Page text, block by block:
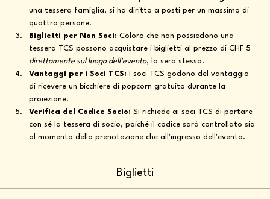
una tessera famiglia, si ha diritto a posti per un massimo di
quattro persone.
Biglietti per Non Soci: Coloro che non possiedono una
tessera TCS possono acquistare i biglietti al prezzo di CHF 5
direttamente sul luogo dell'evento, la sera stessa.
Vantaggi per i Soci TCS: I soci TCS godono del vantaggio
di ricevere un bicchiere di popcorn gratuito durante la
proiezione.
Verifica del Codice Socio: Si richiede ai soci TCS di portare
con sé la tessera di socio, poiché il codice sarà controllato sia
al momento della prenotazione che all'ingresso dell'evento.
Biglietti